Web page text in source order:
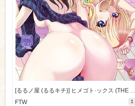
[るるノ屋 (るるキチ)] ヒメゴト·ックス (THE IDOLM@STER) [109M]
1
FTW